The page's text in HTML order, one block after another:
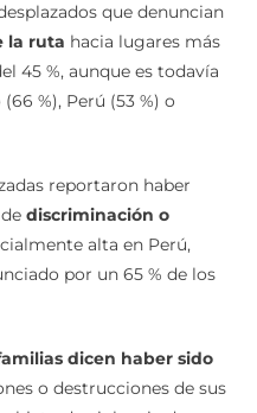
que denuncian
la ruta hacia lugares más
45 %, aunque es todavía
%), Perú (53 %) o
reportaron haber
discriminación o
alta en Perú,
por un 65 % de los
dicen haber sido
o destrucciones de sus